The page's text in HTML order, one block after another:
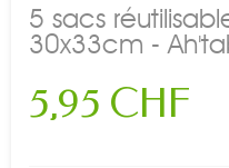
5 sacs
30x33cm -
5,95 CHF